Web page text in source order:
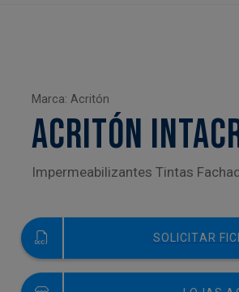
Marca: Acritón
ACRITÓN
Impermeabilizantes Tintas
SOLICITAR